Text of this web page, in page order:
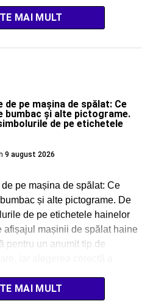
MAI MULT
de pe mașina de spălat: Ce
bumbac și alte pictograme.
de pe etichetele
9 august 2026
pe mașina de spălat: Ce
și alte pictograme. De
de pe etichetele hainelor
afișajul mașinii de spălat haine
pentru un anumit tip de
MAI MULT